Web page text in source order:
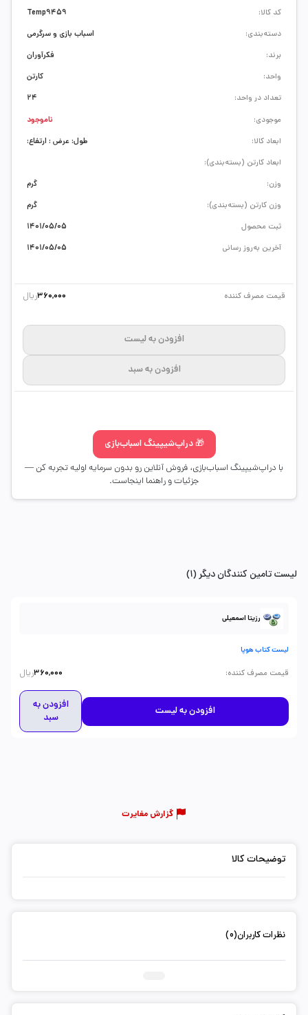
ابعاد کالا:
طول: عرض : ارتفاع:
ابعاد کارتن (بسته‌بندی):
وزن:
گرم
وزن کارتن (بسته‌بندی):
گرم
ثبت محصول
1401/05/05
آخرین به‌روز رسانی
1401/05/05
کد کالا:
Temp9459
دسته‌بندی:
اسباب بازی و سرگرمی
برند:
فکرآوران
واحد:
کارتن
تعداد در واحد:
24
موجودی:
ناموجود
قیمت مصرف کننده 360,000ریال
افزودن به لیست
افزودن به سبد
🎁 دراپ‌شیپینگ اسباب‌بازی
با دراپ‌شیپینگ اسباب‌بازی، فروش آنلاین رو بدون سرمایه اولیه تجربه کن —
جزئیات و راهنما اینجاست.
لیست تامین کنندگان دیگر (1)
رزیتا اسمعیلی
لیست کتاب هوپا
قیمت مصرف کننده:
360,000ریال
افزودن به لیست
افزودن به
سبد
گزارش مغایرت
توضیحات کالا
نظرات کاربران(0)